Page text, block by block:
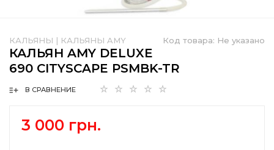
Код товара: Не указано
КАЛЬЯНЫ | КАЛЬЯНЫ AMY
КАЛЬЯН AMY DELUXE
690 CITYSCAPE PSMBK-TR
В СРАВНЕНИЕ
3 000 грн.